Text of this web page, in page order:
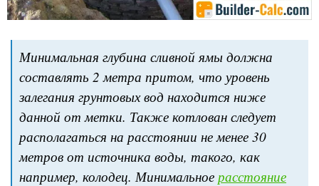
Минимальная глубина сливной ямы должна
составлять 2 метра притом, что уровень
залегания грунтовых вод находится ниже
данной от метки. Также котлован следует
располагаться на расстоянии не менее 30
метров от источника воды, такого, как
например, колодец. Минимальное расстояние